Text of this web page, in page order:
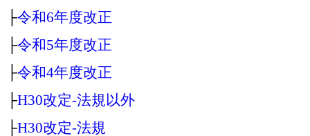
├令和6年度改正
├令和5年度改正
├令和4年度改正
├H30改定‐法規以外
├H30改定‐法規